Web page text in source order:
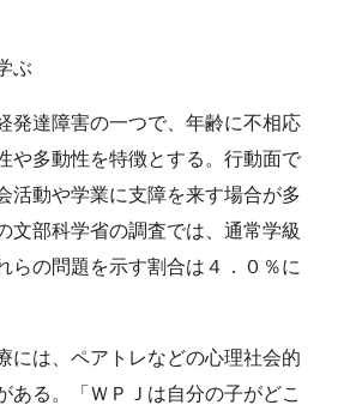
ぶ
発達障害の一つで、年齢に不相応
や多動性を特徴とする。行動面で
活動や学業に支障を来す場合が多
文部科学省の調査では、通常学級
らの問題を示す割合は４．０％に
には、ペアトレなどの心理社会的
ある。「ＷＰＪは自分の子がどこ